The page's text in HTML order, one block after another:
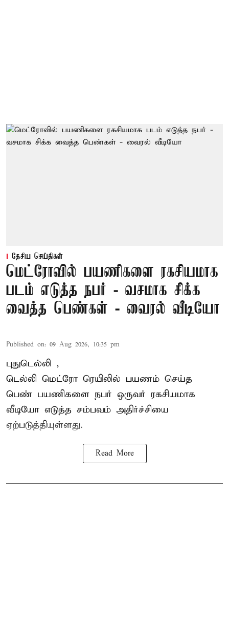
தேசிய செய்திகள்
மெட்ரோவில் பயணிகளை ரகசியமாக
படம் எடுத்த நபர் - வசமாக சிக்க
வைத்த பெண்கள் - வைரல் வீடியோ
Published on: 09 Aug 2026, 10:35 pm
புதுடெல்லி ,
டெல்லி மெட்ரோ ரெயிலில் பயணம் செய்த
பெண் பயணிகளை நபர் ஒருவர் ரகசியமாக
வீடியோ எடுத்த சம்பவம் அதிர்ச்சியை
ஏற்படுத்தியுள்ளது.
Read More